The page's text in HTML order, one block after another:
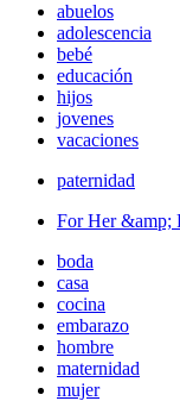
abuelos
adolescencia
bebé
educación
hijos
jovenes
vacaciones
paternidad
For Her &amp;
boda
casa
cocina
embarazo
hombre
maternidad
mujer